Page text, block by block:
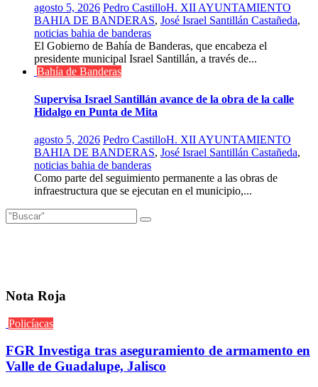
agosto 5, 2026 Pedro CastilloH. XII AYUNTAMIENTO
BAHIA DE BANDERAS, José Israel Santillán Castañeda,
noticias bahia de banderas
El Gobierno de Bahía de Banderas, que encabeza el
presidente municipal Israel Santillán, a través de...
Bahía de Banderas
Supervisa Israel Santillán avance de la obra de la calle
Hidalgo en Punta de Mita
agosto 5, 2026 Pedro CastilloH. XII AYUNTAMIENTO
BAHIA DE BANDERAS, José Israel Santillán Castañeda,
noticias bahia de banderas
Como parte del seguimiento permanente a las obras de
infraestructura que se ejecutan en el municipio,...
Nota Roja
Policíacas
FGR Investiga tras aseguramiento de armamento en
Valle de Guadalupe, Jalisco